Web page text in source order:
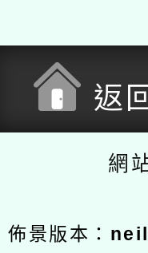
返
網
佈景版本：